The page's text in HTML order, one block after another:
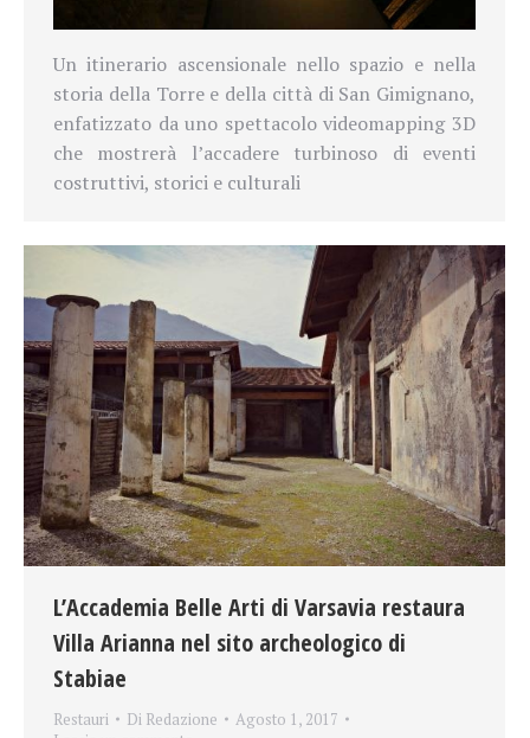
Un itinerario ascensionale nello spazio e nella
storia della Torre e della città di San Gimignano,
enfatizzato da uno spettacolo videomapping 3D
che mostrerà l’accadere turbinoso di eventi
costruttivi, storici e culturali
L’Accademia Belle Arti di Varsavia restaura
Villa Arianna nel sito archeologico di
Stabiae
Restauri Di Redazione
Agosto 1, 2017